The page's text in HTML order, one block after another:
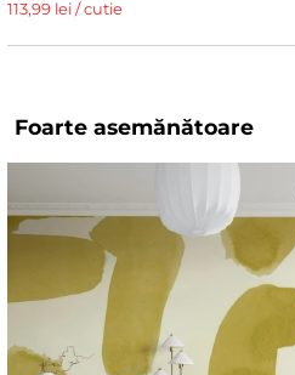
113,99 lei / cutie
Foarte asemănătoare